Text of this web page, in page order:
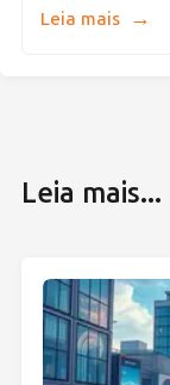
Leia mais →
Leia mais...